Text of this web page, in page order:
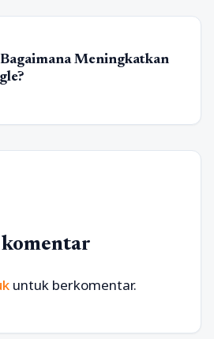
Meningkatkan
untuk berkomentar.